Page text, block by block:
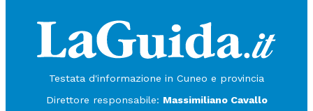
Testata d'informazione in Cuneo e provincia
Direttore responsabile: Massimiliano Cavallo